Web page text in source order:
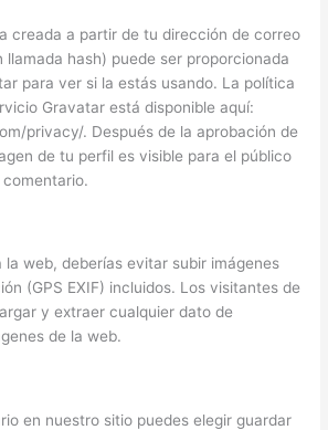
creada a partir de tu dirección de correo
hash) puede ser proporcionada
para ver si la estás usando. La política
Gravatar está disponible aquí:
privacy/. Después de la aprobación de
de tu perfil es visible para el público
la web, deberías evitar subir imágenes
(GPS EXIF) incluidos. Los visitantes de
y extraer cualquier dato de
de la web.
en nuestro sitio puedes elegir guardar